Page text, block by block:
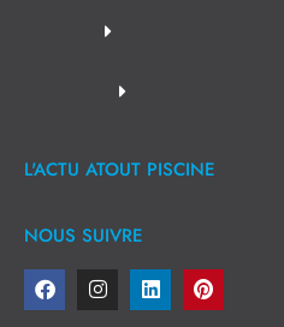
L'ACTU ATOUT PISCINE
NOUS SUIVRE